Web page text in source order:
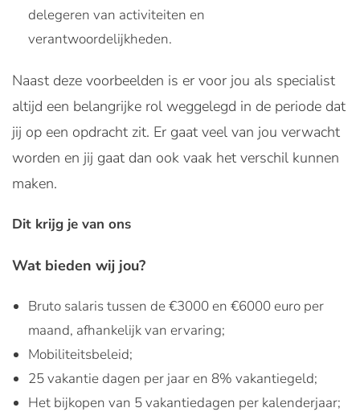
delegeren van activiteiten en
verantwoordelijkheden.
Naast deze voorbeelden is er voor jou als specialist
altijd een belangrijke rol weggelegd in de periode dat
jij op een opdracht zit. Er gaat veel van jou verwacht
worden en jij gaat dan ook vaak het verschil kunnen
maken.
Dit krijg je van ons
Wat bieden wij jou?
Bruto salaris tussen de €3000 en €6000 euro per
maand, afhankelijk van ervaring;
Mobiliteitsbeleid;
25 vakantie dagen per jaar en 8% vakantiegeld;
Het bijkopen van 5 vakantiedagen per kalenderjaar;